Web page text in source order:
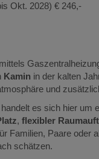
Okt. 2028) € 246,-
Kamin in der kalten
und
es sich hier um
, flexibler
Familien, Paare oder
schätzen.